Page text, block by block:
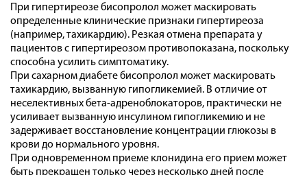
При гипертиреозе бисопролол может маскировать
определенные клинические признаки гипертиреоза
(например, тахикардию). Резкая отмена препарата у
пациентов с гипертиреозом противопоказана, поскольку
способна усилить симптоматику.
При сахарном диабете бисопролол может маскировать
тахикардию, вызванную гипогликемией. В отличие от
неселективных бета-адреноблокаторов, практически не
усиливает вызванную инсулином гипогликемию и не
задерживает восстановление концентрации глюкозы в
крови до нормального уровня.
При одновременном приеме клонидина его прием может
быть прекращен только через несколько дней после